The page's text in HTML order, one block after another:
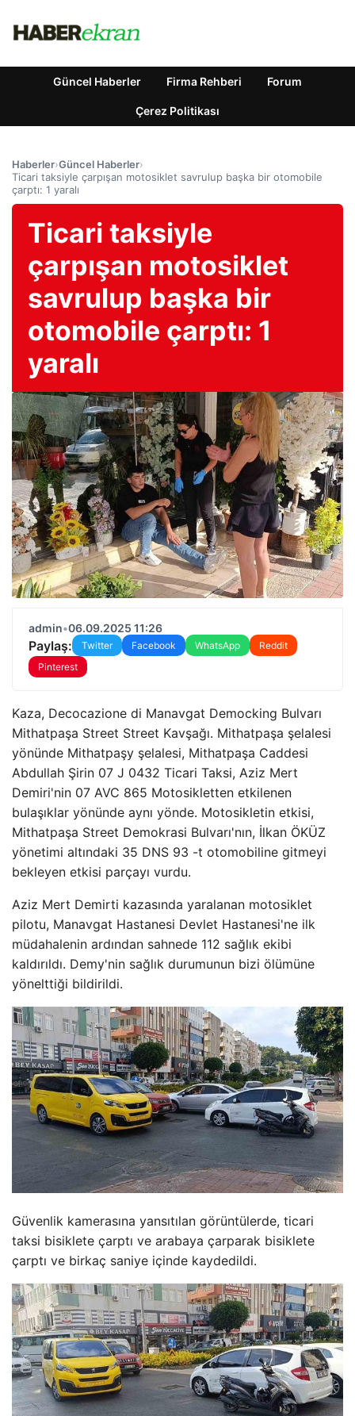
Güncel Haberler Firma Rehberi Forum
Çerez Politikası
Haberler›Güncel Haberler›
Ticari taksiyle çarpışan motosiklet savrulup başka bir otomobile
çarptı: 1 yaralı
Ticari taksiyle
çarpışan motosiklet
savrulup başka bir
otomobile çarptı: 1
yaralı
admin•06.09.2025 11:26
Paylaş: Twitter Facebook WhatsApp
Reddit
Pinterest
Kaza, Decocazione di Manavgat Democking Bulvarı
Mithatpaşa Street Street Kavşağı. Mithatpaşa şelalesi
yönünde Mithatpaşy şelalesi, Mithatpaşa Caddesi
Abdullah Şirin 07 J 0432 Ticari Taksi, Aziz Mert
Demiri'nin 07 AVC 865 Motosikletten etkilenen
bulaşıklar yönünde aynı yönde. Motosikletin etkisi,
Mithatpaşa Street Demokrasi Bulvarı'nın, İlkan ÖKÜZ
yönetimi altındaki 35 DNS 93 -t otomobiline gitmeyi
bekleyen etkisi parçayı vurdu.
Aziz Mert Demirti kazasında yaralanan motosiklet
pilotu, Manavgat Hastanesi Devlet Hastanesi'ne ilk
müdahalenin ardından sahnede 112 sağlık ekibi
kaldırıldı. Demy'nin sağlık durumunun bizi ölümüne
yönelttiği bildirildi.
Güvenlik kamerasına yansıtılan görüntülerde, ticari
taksi bisiklete çarptı ve arabaya çarparak bisiklete
çarptı ve birkaç saniye içinde kaydedildi.